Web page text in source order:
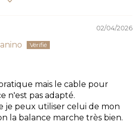
02/04/2026
mais le cable pour
n'est pas adapté.
je peux utiliser celui de mon
la balance marche très bien.